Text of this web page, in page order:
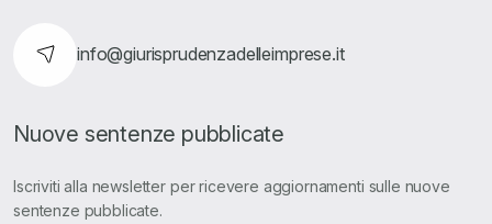
info@giurisprudenzadelleimprese.it
Nuove sentenze pubblicate
Iscriviti alla newsletter per ricevere aggiornamenti sulle nuove
sentenze pubblicate.